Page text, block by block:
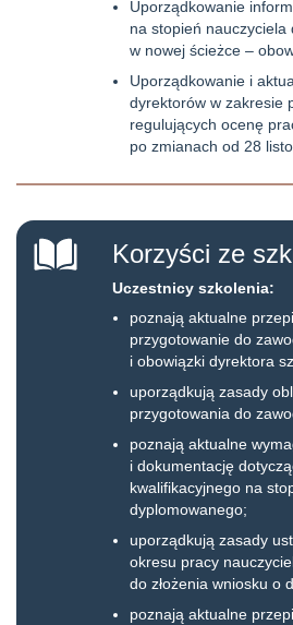
Uporządkowanie
na stopień nauczyciela
w nowej ścieżce –
Uporządkowanie i
dyrektorów w zakresie
regulujących ocenę
po zmianach od 28
Korzyści ze
Uczestnicy szkolenia:
poznają aktualne
przygotowanie do
i obowiązki dyrektora
uporządkują zasady
przygotowania do
poznają aktualne
i dokumentację
kwalifikacyjnego na
dyplomowanego;
uporządkują zasady
okresu pracy
do złożenia wniosku o
poznają aktualne